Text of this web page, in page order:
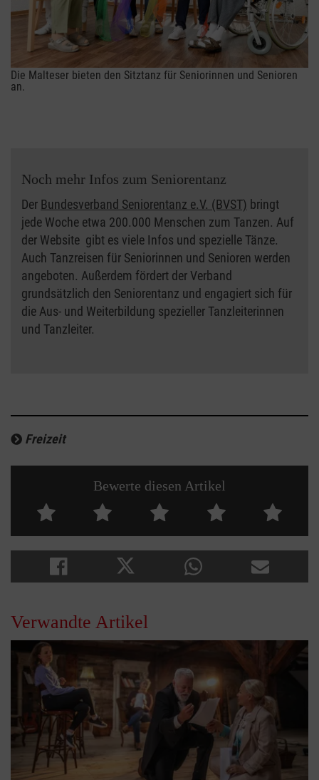
Die Malteser bieten den Sitztanz für Seniorinnen und Senioren
an.
Noch mehr Infos zum Seniorentanz
Der Bundesverband Seniorentanz e.V. (BVST) bringt
jede Woche etwa 200.000 Menschen zum Tanzen. Auf
der Website gibt es viele Infos und spezielle Tänze.
Auch Tanzreisen für Seniorinnen und Senioren werden
angeboten. Außerdem fördert der Verband
grundsätzlich den Seniorentanz und engagiert sich für
die Aus- und Weiterbildung spezieller Tanzleiterinnen
und Tanzleiter.
Freizeit
Bewerte diesen Artikel
Verwandte Artikel